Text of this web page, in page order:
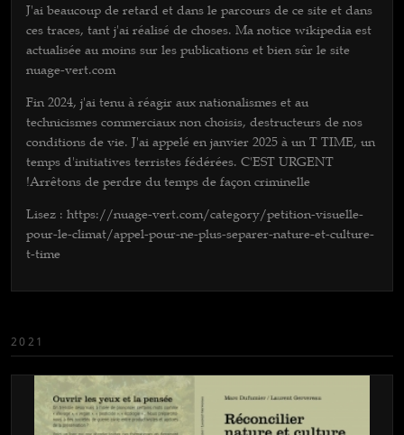
J'ai beaucoup de retard et dans le parcours de ce site et dans
ces traces, tant j'ai réalisé de choses. Ma notice wikipedia est
actualisée au moins sur les publications et bien sûr le site
nuage-vert.com
Fin 2024, j'ai tenu à réagir aux nationalismes et au
technicismes commerciaux non choisis, destructeurs de nos
conditions de vie. J'ai appelé en janvier 2025 à un T TIME, un
temps d'initiatives terristes fédérées. C'EST URGENT
!Arrêtons de perdre du temps de façon criminelle
Lisez : https://nuage-vert.com/category/petition-visuelle-
pour-le-climat/appel-pour-ne-plus-separer-nature-et-culture-
t-time
2021